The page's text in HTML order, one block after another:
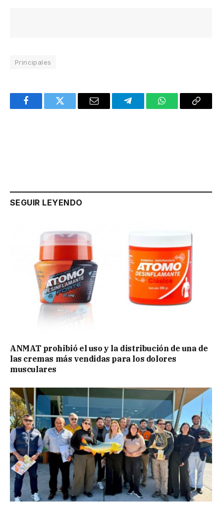
Principales
FacebookTwitter Email TelegramWhatsAppCopy
SEGUIR LEYENDO
ANMAT prohibió el uso y la distribución de una de
las cremas más vendidas para los dolores
musculares